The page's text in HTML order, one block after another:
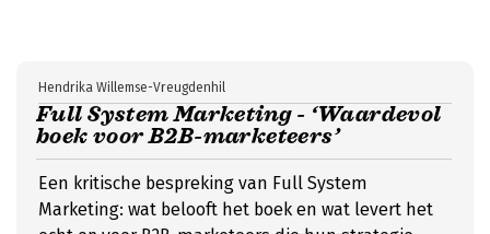
Full System Marketing - ‘Waardevol
boek voor B2B-marketeers’
Hendrika Willemse-Vreugdenhil
Een kritische bespreking van Full System
Marketing: wat belooft het boek en wat levert het